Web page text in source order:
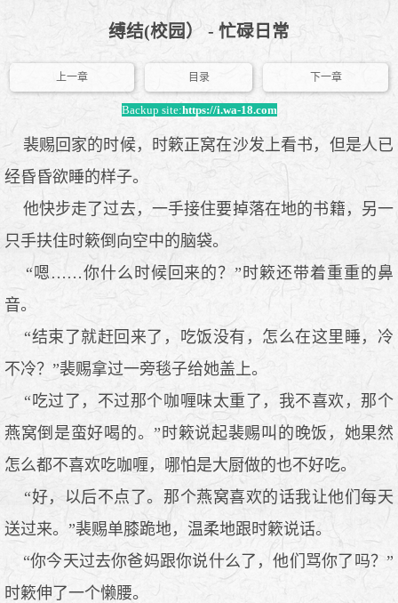
缚结(校园） - 忙碌日常
上一章 目录 下一章
Backup site:https://i.wa-18.com
裴赐回家的时候，时簌正窝在沙发上看书，但是人已
经昏昏欲睡的样子。
他快步走了过去，一手接住要掉落在地的书籍，另一
只手扶住时簌倒向空中的脑袋。
“嗯……你什么时候回来的？”时簌还带着重重的鼻
音。
“结束了就赶回来了，吃饭没有，怎么在这里睡，冷
不冷？”裴赐拿过一旁毯子给她盖上。
“吃过了，不过那个咖喱味太重了，我不喜欢，那个
燕窝倒是蛮好喝的。”时簌说起裴赐叫的晚饭，她果然
怎么都不喜欢吃咖喱，哪怕是大厨做的也不好吃。
“好，以后不点了。那个燕窝喜欢的话我让他们每天
送过来。”裴赐单膝跪地，温柔地跟时簌说话。
“你今天过去你爸妈跟你说什么了，他们骂你了吗？”
时簌伸了一个懒腰。